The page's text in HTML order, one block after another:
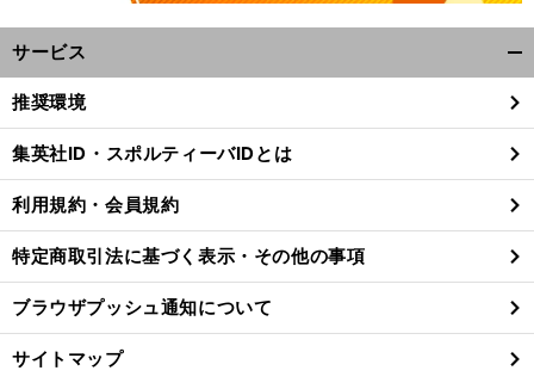
・
世
」
サービス
閉
る
推奨環境
集英社ID・スポルティーバIDとは
利用規約・会員規約
特定商取引法に基づく表示・その他の事項
ブラウザプッシュ通知について
サイトマップ